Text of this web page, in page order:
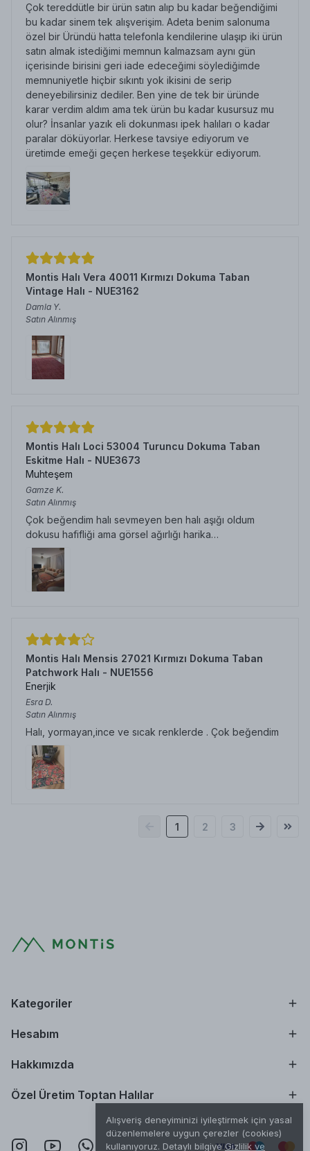
Alışveriş deneyiminizi iyileştirmek için yasal
düzenlemelere uygun çerezler (cookies)
kullanıyoruz. Detaylı bilgiyeGizlilik ve
Çok tereddütle bir ürün satın alıp bu kadar beğendiğimi
bu kadar sinem tek alışverişim. Adeta benim salonuma
özel bir Üründü hatta telefonla kendilerine ulaşıp iki ürün
satın almak istediğimi memnun kalmazsam aynı gün
içerisinde birisini geri iade edeceğimi söylediğimde
memnuniyetle hiçbir sıkıntı yok ikisini de serip
deneyebilirsiniz dediler. Ben yine de tek bir üründe
karar verdim aldım ama tek ürün bu kadar kusursuz mu
olur? İnsanlar yazık eli dokunması ipek halıları o kadar
paralar döküyorlar. Herkese tavsiye ediyorum ve
üretimde emeği geçen herkese teşekkür ediyorum.
Montis Halı Vera 40011 Kırmızı Dokuma Taban
Vintage Halı - NUE3162
Damla Y.
Satın Alınmış
Montis Halı Loci 53004 Turuncu Dokuma Taban
Eskitme Halı - NUE3673
Muhteşem
Gamze K.
Satın Alınmış
Çok beğendim halı sevmeyen ben halı aşığı oldum
dokusu hafifliği ama görsel ağırlığı harika…
Montis Halı Mensis 27021 Kırmızı Dokuma Taban
Patchwork Halı - NUE1556
Enerjik
Esra D.
Satın Alınmış
Halı, yormayan,ince ve sıcak renklerde . Çok beğendim
1 2 3
Kategoriler
Hesabım
Hakkımızda
Özel Üretim Toptan Halılar